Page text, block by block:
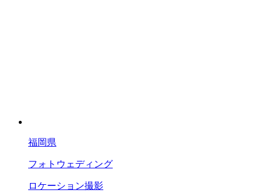
福岡県
フォトウェディング
ロケーション撮影